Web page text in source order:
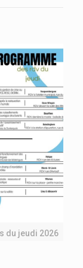
du jeudi 2026